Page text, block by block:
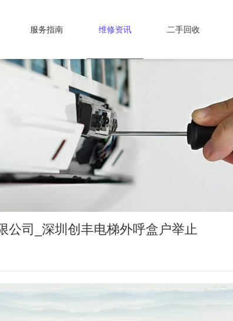
服务指南 维修资讯 二手回收
公司_深圳创丰电梯外呼盒户举止